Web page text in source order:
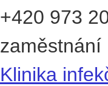
+420 973
zaměstnání
Klinika